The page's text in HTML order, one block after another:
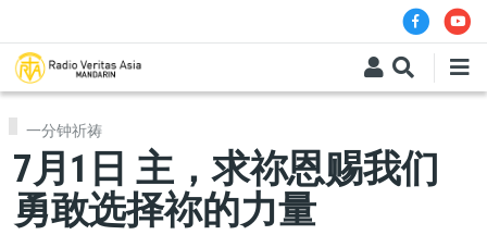
一分钟祈祷
7月1日 主，求祢恩赐我们
勇敢选择祢的力量